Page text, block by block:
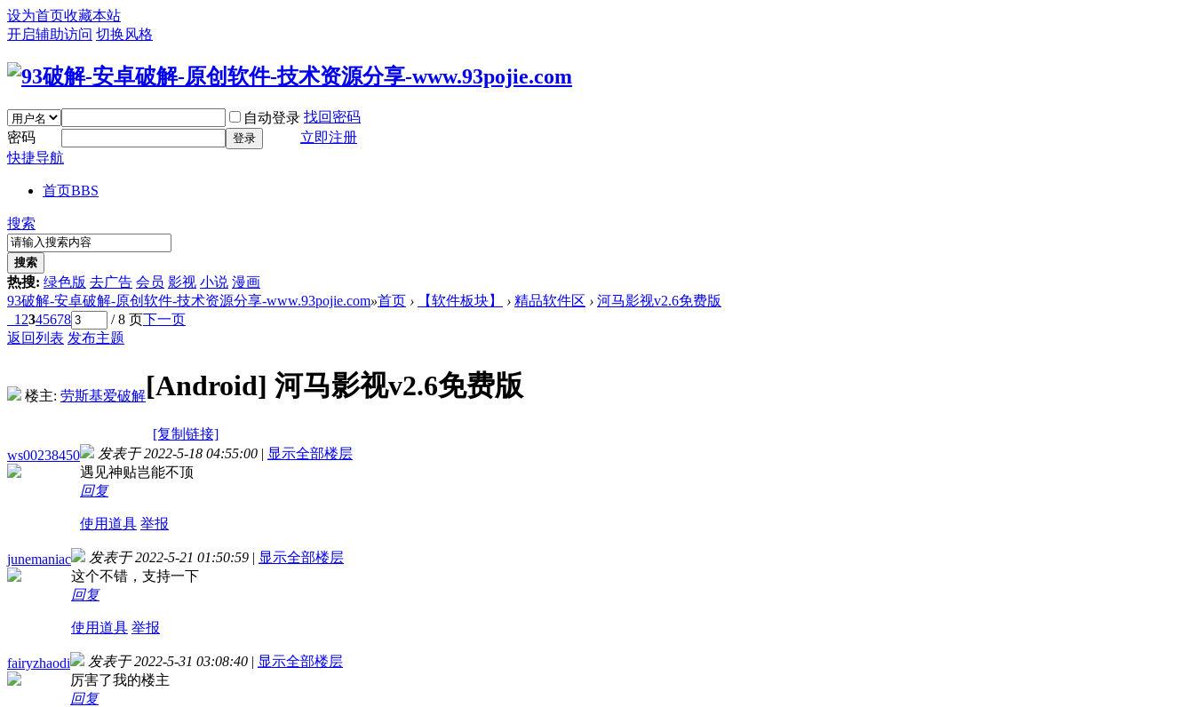
设为首页收藏本站
开启辅助访问 切换风格
自动登录 找回密码
密码
登录
立即注册
快捷导航
首页BBS
搜索
搜索
热搜: 绿色版 去广告 会员 影视 小说 漫画
93破解-安卓破解-原创软件-技术资源分享-www.93pojie.com»首页 › 【软件板块】 › 精品软件区 › 河马影视v2.6免费版
1 2345678 / 8 页下一页
返回列表 发布主题
楼主: 劳斯基爱破解[Android] 河马影视v2.6免费版
[复制链接]
ws00238450
发表于 2022-5-18 04:55:00 | 显示全部楼层
遇见神贴岂能不顶
回复
使用道具 举报
junemaniac 发表于 2022-5-21 01:50:59 | 显示全部楼层
这个不错，支持一下
回复
使用道具 举报
fairyzhaodi 发表于 2022-5-31 03:08:40 | 显示全部楼层
厉害了我的楼主
回复